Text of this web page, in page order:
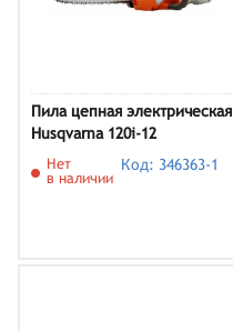
Пила цепная электрическая
Husqvarna 120i-12
Нет
в наличии
Код: 346363-1